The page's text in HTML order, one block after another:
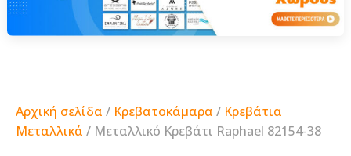
Αρχική σελίδα / Κρεβατοκάμαρα / Κρεβάτια
Μεταλλικά / Μεταλλικό Κρεβάτι Raphael 82154-38